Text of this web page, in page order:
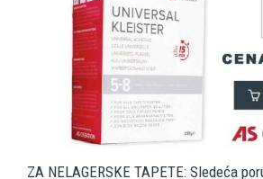
ZA NELAGERSKE TAPETE: Sledeća